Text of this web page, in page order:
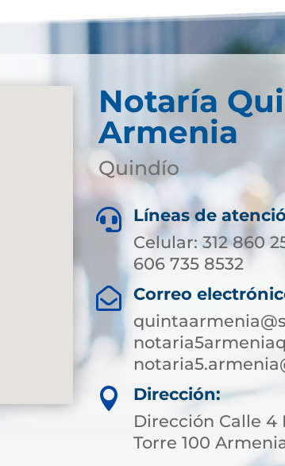
Notaría
Armenia
Quindío

Líneas de
Celular: 312 860
606 735 8532

Correo

Dirección:
Dirección Calle 4
Torre 100